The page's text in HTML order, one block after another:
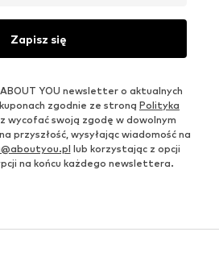
Zapisz się
YOU newsletter o aktualnych
zgodnie ze stroną Polityka
wycofać swoją zgodę w dowolnym
przyszłość, wysyłając wiadomość na
lub korzystając z opcji
na końcu każdego newslettera.